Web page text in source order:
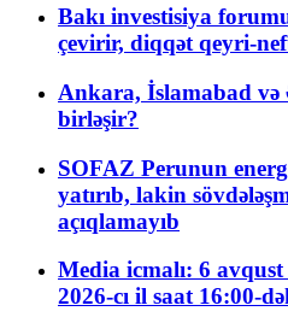
Bakı investisiya
çevirir, diqqət qeyri-
Ankara, İslamabad və
birləşir?
SOFAZ Perunun
yatırıb, lakin
açıqlamayıb
Media icmalı: 6
2026-cı il saat 16:00-